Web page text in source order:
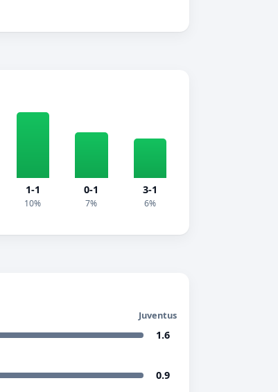
1-1
10%
0-1
7%
3-1
6%
Juventus
1.6
0.9